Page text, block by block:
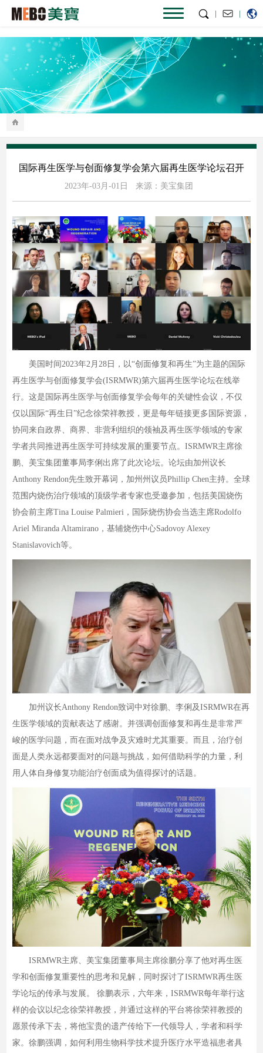
|
|
国际再生医学与创面修复学会第六届再生医学论坛召开
2023年-03月-01日 来源：美宝集团
美国时间2023年2月28日，以“创面修复和再生”为主题的国际
再生医学与创面修复学会(ISRMWR)第六届再生医学论坛在线举
行。这是国际再生医学与创面修复学会每年的关键性会议，不仅
仅以国际“再生日”纪念徐荣祥教授，更是每年链接更多国际资源，
协同来自政界、商界、非营利组织的领袖及再生医学领域的专家
学者共同推进再生医学可持续发展的重要节点。ISRMWR主席徐
鹏、美宝集团董事局李俐出席了此次论坛。论坛由加州议长
Anthony Rendon先生致开幕词，加州州议员Phillip Chen主持。全球
范围内烧伤治疗领域的顶级学者专家也受邀参加，包括美国烧伤
协会前主席Tina Louise Palmieri，国际烧伤协会当选主席Rodolfo
Ariel Miranda Altamirano，基辅烧伤中心Sadovoy Alexey
Stanislavovich等。
加州议长Anthony Rendon致词中对徐鹏、李俐及ISRMWR在再
生医学领域的贡献表达了感谢。并强调创面修复和再生是非常严
峻的医学问题，而在面对战争及灾难时尤其重要。而且，治疗创
面是人类永远都要面对的问题与挑战，如何借助科学的力量，利
用人体自身修复功能治疗创面成为值得探讨的话题。
ISRMWR主席、美宝集团董事局主席徐鹏分享了他对再生医
学和创面修复重要性的思考和见解，同时探讨了ISRMWR再生医
学论坛的传承与发展。 徐鹏表示，六年来，ISRMWR每年举行这
样的会议以纪念徐荣祥教授，并通过这样的平台将徐荣祥教授的
愿景传承下去，将他宝贵的遗产传给下一代领导人，学者和科学
家。徐鹏强调，如何利用生物科学技术提升医疗水平造福患者具